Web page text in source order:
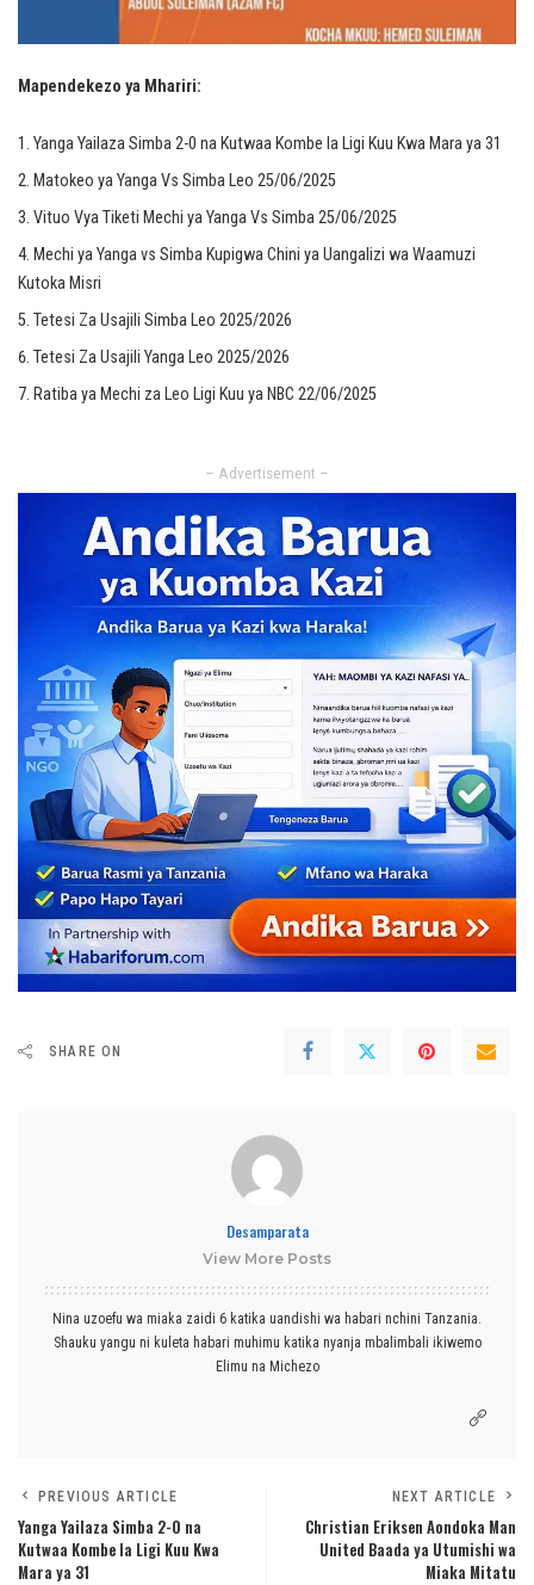
Mapendekezo ya Mhariri:
Yanga Yailaza Simba 2-0 na Kutwaa Kombe la Ligi Kuu Kwa Mara ya 31
Matokeo ya Yanga Vs Simba Leo 25/06/2025
Vituo Vya Tiketi Mechi ya Yanga Vs Simba 25/06/2025
Mechi ya Yanga vs Simba Kupigwa Chini ya Uangalizi wa Waamuzi
Kutoka Misri
Tetesi Za Usajili Simba Leo 2025/2026
Tetesi Za Usajili Yanga Leo 2025/2026
Ratiba ya Mechi za Leo Ligi Kuu ya NBC 22/06/2025
– Advertisement –
SHARE ON
Desamparata
View More Posts
Nina uzoefu wa miaka zaidi 6 katika uandishi wa habari nchini Tanzania.
Shauku yangu ni kuleta habari muhimu katika nyanja mbalimbali ikiwemo
Elimu na Michezo
PREVIOUS ARTICLE
Yanga Yailaza Simba 2-0 na
Kutwaa Kombe la Ligi Kuu Kwa
Mara ya 31
NEXT ARTICLE
Christian Eriksen Aondoka Man
United Baada ya Utumishi wa
Miaka Mitatu